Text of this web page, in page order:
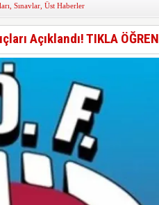
Sınavlar, Üst Haberler
Açıklandı! TIKLA ÖĞREN